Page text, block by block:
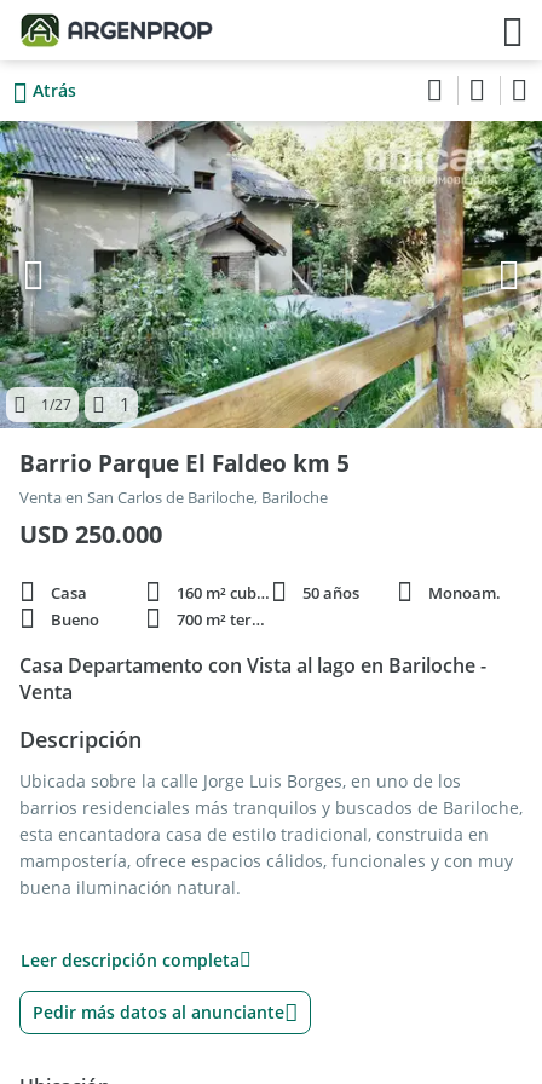
Atrás
1/27 1
Barrio Parque El Faldeo km 5
Venta en San Carlos de Bariloche, Bariloche
USD 250.000
Casa 160 m² cubie. 50 años
Monoam.
Bueno
700 m² terren.
Casa Departamento con Vista al lago en Bariloche -
Venta
Descripción
Ubicada sobre la calle Jorge Luis Borges, en uno de los
barrios residenciales más tranquilos y buscados de Bariloche,
esta encantadora casa de estilo tradicional, construida en
mampostería, ofrece espacios cálidos, funcionales y con muy
buena iluminación natural.
Planta Alta:
* 3 dormitorios con vista al lago y buena luz natural
* 1 baño completo
Planta Baja:
Leer descripción completa
Pedir más datos al anunciante